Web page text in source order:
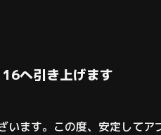
へ引き上げます
います。この度、安定して